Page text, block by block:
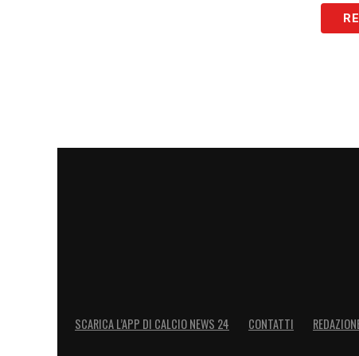
SCARICA L’APP DI CALCIO NEWS 24 CONTATTI